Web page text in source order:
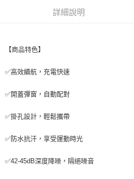
付款後7-11取貨
宅配
詳細說明
【商品特色】
✅高效續航，充電快速
✅開蓋彈窗，自動配對
✅掛孔設計，輕鬆攜帶
✅防水抗汗，享受運動時光
✅42-45dB深度降噪，隔絕噪音